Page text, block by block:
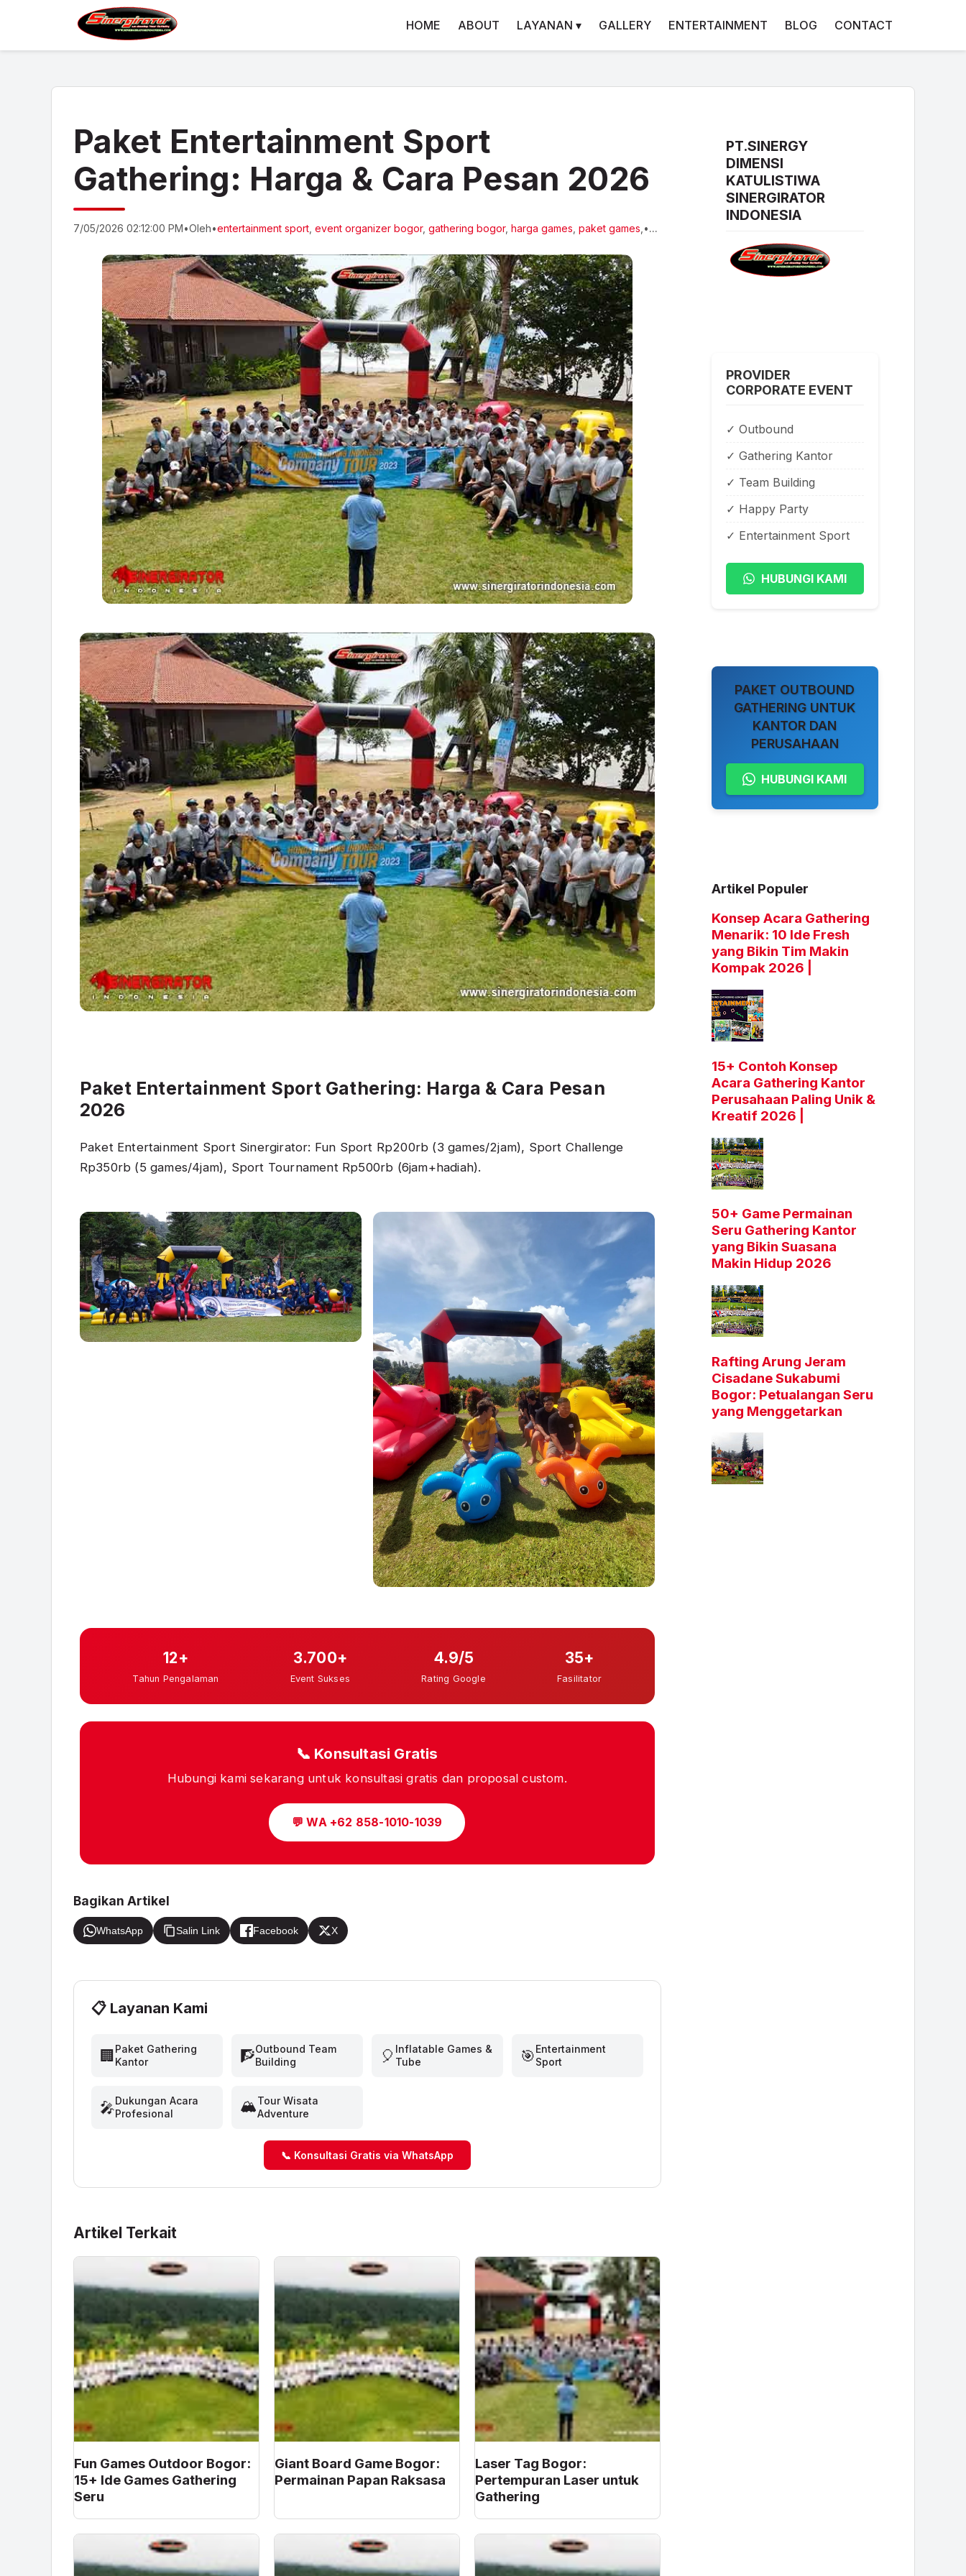
HOME ABOUT LAYANAN ▾ GALLERY ENTERTAINMENT BLOG CONTACT
Paket Entertainment Sport
Gathering: Harga & Cara Pesan 2026
7/05/2026 02:12:00 PM•Oleh•entertainment sport event organizer bogor, gathering bogor, harga games paket games •...
Paket Entertainment Sport Gathering: Harga & Cara Pesan
2026
Paket Entertainment Sport Sinergirator: Fun Sport Rp200rb (3 games/2jam), Sport Challenge
Rp350rb (5 games/4jam), Sport Tournament Rp500rb (6jam+hadiah).
12+
Tahun Pengalaman
3.700+
Event Sukses
4.9/5
Rating Google
35+
Fasilitator
📞 Konsultasi Gratis
Hubungi kami sekarang untuk konsultasi gratis dan proposal custom.
💬 WA +62 858-1010-1039
Bagikan Artikel
WhatsApp Salin Link Facebook X
📋 Layanan Kami
🏢 Paket Gathering
Kantor
🧗Outbound Team
Building
🎈 Inflatable Games &
Tube
🎯Entertainment
Sport
🎤Dukungan Acara
Profesional
🏔️Tour Wisata
Adventure
📞 Konsultasi Gratis via WhatsApp
Artikel Terkait
Fun Games Outdoor Bogor:
15+ Ide Games Gathering
Seru
Giant Board Game Bogor:
Permainan Papan Raksasa
Laser Tag Bogor:
Pertempuran Laser untuk
Gathering
PT.SINERGY
DIMENSI
KATULISTIWA
SINERGIRATOR
INDONESIA
PROVIDER
CORPORATE EVENT
✓ Outbound
✓ Gathering Kantor
✓ Team Building
✓ Happy Party
✓ Entertainment Sport
HUBUNGI KAMI
PAKET OUTBOUND
GATHERING UNTUK
KANTOR DAN
PERUSAHAAN
HUBUNGI KAMI
Artikel Populer
Konsep Acara Gathering
Menarik: 10 Ide Fresh
yang Bikin Tim Makin
Kompak 2026 |
15+ Contoh Konsep
Acara Gathering Kantor
Perusahaan Paling Unik &
Kreatif 2026 |
50+ Game Permainan
Seru Gathering Kantor
yang Bikin Suasana
Makin Hidup 2026
Rafting Arung Jeram
Cisadane Sukabumi
Bogor: Petualangan Seru
yang Menggetarkan